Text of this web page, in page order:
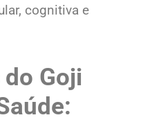
cognitiva e
Goji